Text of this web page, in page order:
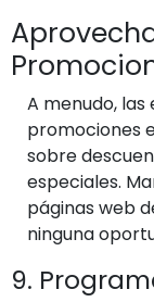
A menudo,
promociones
sobre
especiales.
páginas web
ninguna
9.